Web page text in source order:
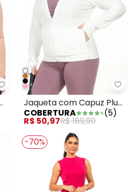
Cobertura - Blusa Térmica Plus
Jaqueta com Capuz Plus
Size Branco
COBERTURA (5)
R$ 50,97R$ 169,90
-70%